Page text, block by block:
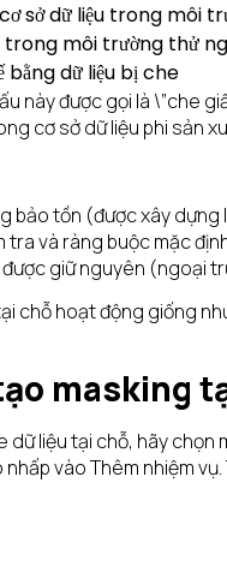
sở dữ liệu trong môi
trong môi trường thử
dữ liệu bị che
này được gọi là \”che
cơ sở dữ liệu phi sản
bảo tồn (được xây
tra và ràng buộc mặc
giữ nguyên (ngoại
chỗ hoạt động giống
masking
dữ liệu tại chỗ, hãy
nhấp vào Thêm nhiệm